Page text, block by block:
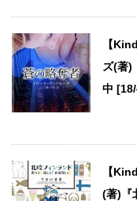
【
ズ(著)
中
【
(著)『